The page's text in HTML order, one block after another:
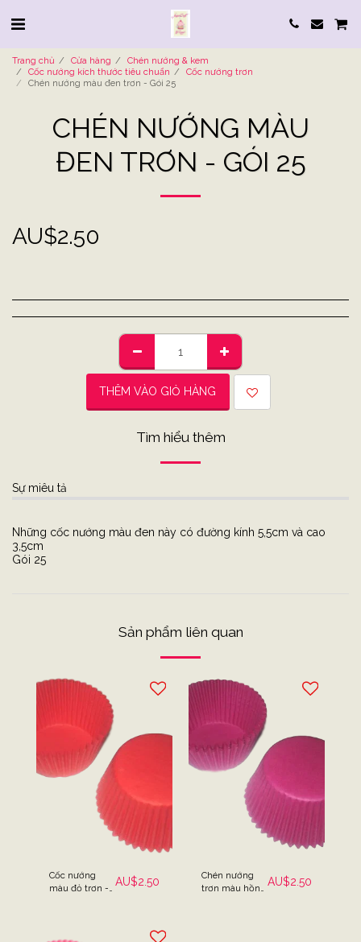
Trang chủ Cửa hàng
Chén nướng & kem
Cốc nướng kích thước tiêu chuẩn
Cốc nướng trơn
Chén nướng màu đen trơn - Gói 25
CHÉN NƯỚNG MÀU
ĐEN TRƠN - GÓI 25
AU$2.50
THÊM VÀO GIỎ HÀNG
Tìm hiểu thêm
Sự miêu tả
Những cốc nướng màu đen này có đường kính 5,5cm và cao
3,5cm
Gói 25
Sản phẩm liên quan
Cốc nướng
màu đỏ trơn -
AU$2.50
Chén nướng
trơn màu hồng AU$2.50